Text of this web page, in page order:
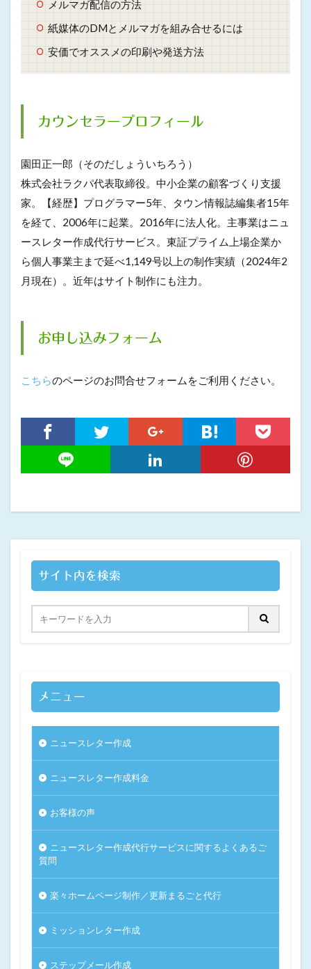
メルマガ配信の方法
紙媒体のDMとメルマガを組み合せるには
安価でオススメの印刷や発送方法
カウンセラープロフィール
園田正一郎（そのだしょういちろう）
株式会社ラクパ代表取締役。中小企業の顧客づくり支援
家。【経歴】プログラマー5年、タウン情報誌編集者15年
を経て、2006年に起業。2016年に法人化。主事業はニュ
ースレター作成代行サービス。東証プライム上場企業か
ら個人事業主まで延べ1,149号以上の制作実績（2024年2
月現在）。近年はサイト制作にも注力。
お申し込みフォーム
こちらのページのお問合せフォームをご利用ください。
サイト内を検索
メニュー
ニュースレター作成
ニュースレター作成料金
お客様の声
ニュースレター作成代行サービスに関するよくあるご
質問
楽々ホームページ制作／更新まるごと代行
ミッションレター作成
ステップメール作成